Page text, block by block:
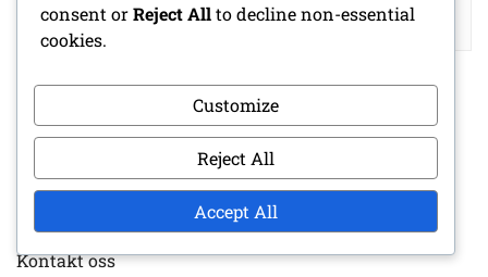
Kontakt oss
consent orReject Allto decline non-essential
cookies.
Customize
Reject All
Accept All